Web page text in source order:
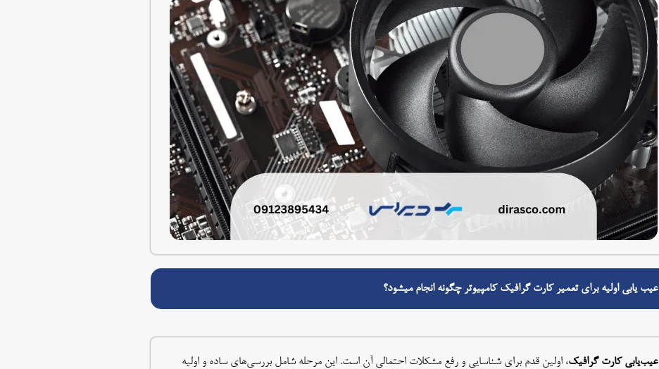
عیب یابی اولیه برای تعمیر کارت گرافیک کامپیوتر چگونه انجام میشود؟
عیب‌یابی کارت گرافیک، اولین قدم برای شناسایی و رفع مشکلات احتمالی آن است. این مرحله شامل بررسی‌های ساده و اولیه